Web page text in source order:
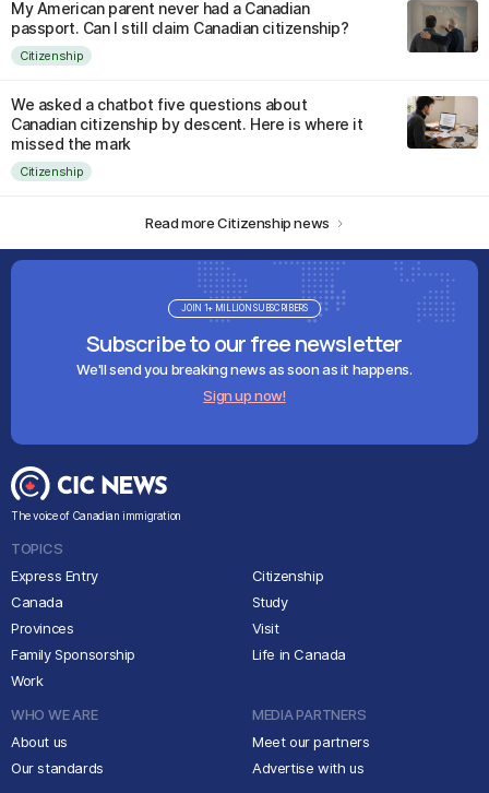
My American parent never had a Canadian
passport. Can I still claim Canadian citizenship?
Citizenship
We asked a chatbot five questions about
Canadian citizenship by descent. Here is where it
missed the mark
Citizenship
Read more Citizenship news
Subscribe to our free newsletter
We'll send you breaking news as soon as it happens.
Sign up now!
JOIN 1+ MILLION SUBSCRIBERS
The voice of Canadian immigration
TOPICS
Express Entry
Canada
Provinces
Family Sponsorship
Work
Citizenship
Study
Visit
Life in Canada
WHO WE ARE
About us
Our standards
MEDIA PARTNERS
Meet our partners
Advertise with us